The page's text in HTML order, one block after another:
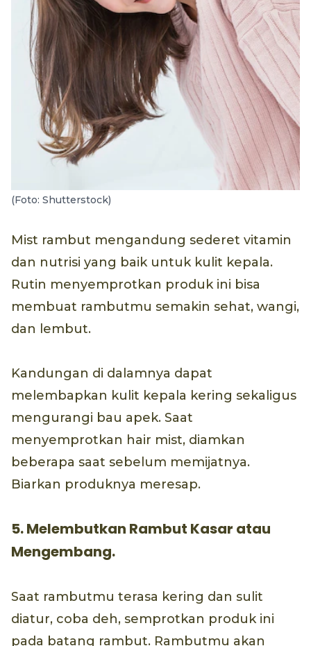
(Foto: Shutterstock)
Mist rambut mengandung sederet vitamin
dan nutrisi yang baik untuk kulit kepala.
Rutin menyemprotkan produk ini bisa
membuat rambutmu semakin sehat, wangi,
dan lembut.
Kandungan di dalamnya dapat
melembapkan kulit kepala kering sekaligus
mengurangi bau apek. Saat
menyemprotkan hair mist, diamkan
beberapa saat sebelum memijatnya.
Biarkan produknya meresap.
5. Melembutkan Rambut Kasar atau
Mengembang.
Saat rambutmu terasa kering dan sulit
diatur, coba deh, semprotkan produk ini
pada batang rambut. Rambutmu akan